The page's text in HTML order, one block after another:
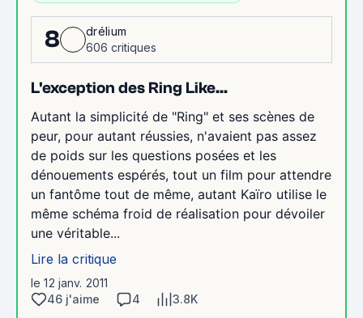
8
drélium
606 critiques
L'exception des Ring Like...
Autant la simplicité de "Ring" et ses scènes de
peur, pour autant réussies, n'avaient pas assez
de poids sur les questions posées et les
dénouements espérés, tout un film pour attendre
un fantôme tout de même, autant Kaïro utilise le
même schéma froid de réalisation pour dévoiler
une véritable...
Lire la critique
le 12 janv. 2011
46 j'aime
4 3.8K